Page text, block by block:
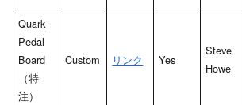
Quark
Pedal
Board
（特
注）
Custom リンク Yes
Steve
Howe